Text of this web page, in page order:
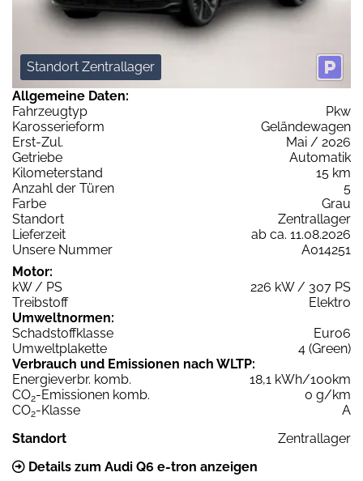
Standort Zentrallager
Allgemeine Daten:
Fahrzeugtyp
Pkw
Karosserieform
Geländewagen
Erst-Zul.
Mai / 2026
Getriebe
Automatik
Kilometerstand
15 km
Anzahl der Türen
5
Farbe
Grau
Standort
Zentrallager
Lieferzeit
ab ca. 11.08.2026
Unsere Nummer
A014251
Motor:
kW / PS
226 kW / 307 PS
Treibstoff
Elektro
Umweltnormen:
Schadstoffklasse
Euro6
Umweltplakette
4 (Green)
Verbrauch und Emissionen nach WLTP:
Energieverbr. komb.
18,1 kWh/100km
CO2-Emissionen komb.
0 g/km
CO2-Klasse
A
Standort
Zentrallager
Details zum Audi Q6 e-tron anzeigen